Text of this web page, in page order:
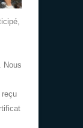
Nous